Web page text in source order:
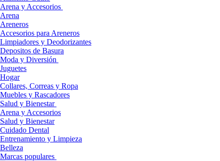
Arena y Accesorios
Arena
Areneros
Accesorios para Areneros
Limpiadores y Deodorizantes
Depositos de Basura
Moda y Diversión
Juguetes
Hogar
Collares, Correas y Ropa
Muebles y Rascadores
Salud y Bienestar
Arena y Accesorios
Salud y Bienestar
Cuidado Dental
Entrenamiento y Limpieza
Belleza
Marcas populares